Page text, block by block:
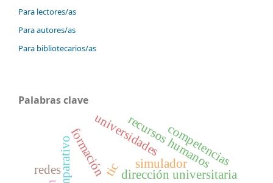
Para lectores/as
Para autores/as
Para bibliotecarios/as
Palabras clave
formación dirección universitaria
recursos humanos
simulador
redes tic
competencias
universidades